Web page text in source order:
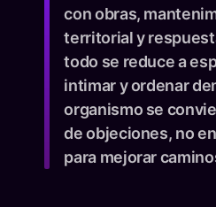
con obras,
territorial y
todo se reduce a
intimar y ordenar
organismo se
de objeciones, no
para mejorar